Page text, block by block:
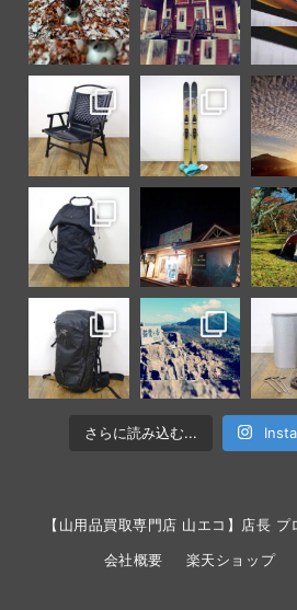
さらに読み込む...
【山用品買取専門店 山エコ】店長 プ
会社概要 楽天ショップ